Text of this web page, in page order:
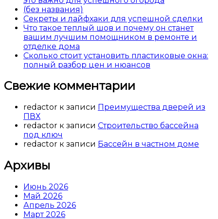
(без названия)
Секреты и лайфхаки для успешной сделки
Что такое теплый шов и почему он станет
вашим лучшим помощником в ремонте и
отделке дома
Сколько стоит установить пластиковые окна:
полный разбор цен и нюансов
Свежие комментарии
redactor к записи Преимущества дверей из
ПВХ
redactor к записи Строительство бассейна
под ключ
redactor к записи Бассейн в частном доме
Архивы
Июнь 2026
Май 2026
Апрель 2026
Март 2026